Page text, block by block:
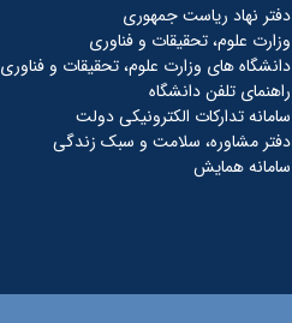
دفتر نهاد ریاست جمهوری
وزارت علوم، تحقیقات و فناوری
دانشگاه های وزارت علوم، تحقیقات و فناوری
راهنمای تلفن دانشگاه
سامانه تدارکات الکترونیکی دولت
دفتر مشاوره، سلامت و سبک زندگی
سامانه همایش